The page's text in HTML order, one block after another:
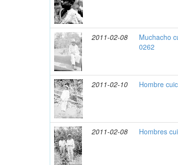
2011-02-08
Muchacho
0262
2011-02-10 Hombre
2011-02-08 Hombres